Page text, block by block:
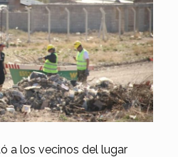
a los vecinos del lugar